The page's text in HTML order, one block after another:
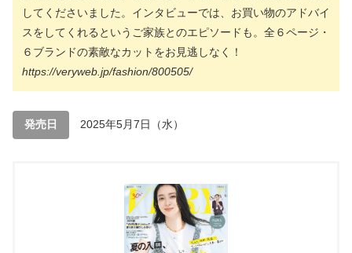
してくださいました。インタビューでは、お買い物のアドバイ
スをしてくれるというご家族とのエピソードも。全６ページ・
６ブランドの素敵なカットをお見逃しなく！
https://veryweb.jp/fashion/800505/
発売日 2025年5月7日（水）